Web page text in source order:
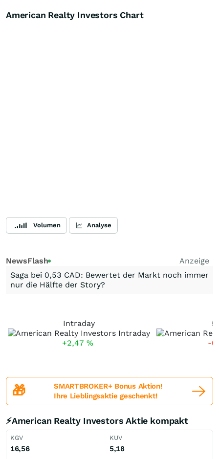
American Realty Investors Chart
Volumen Analyse
NewsFlash
Anzeige
Saga bei 0,53 CAD: Bewertet der Markt noch immer
nur die Hälfte der Story?
Intraday
+2,47 %
5
-
🎁
SMARTBROKER+ Bonus Aktion!
Ihre Lieblingsaktie geschenkt!
⚡American Realty Investors Aktie kompakt
KGV
16,56
KUV
5,18